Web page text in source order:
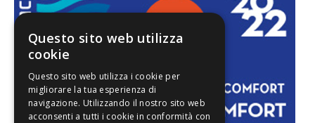
Questo sito web utilizza
cookie
Questo sito web utilizza i cookie per
migliorare la tua esperienza di
navigazione. Utilizzando il nostro sito web
acconsenti a tutti i cookie in conformità con